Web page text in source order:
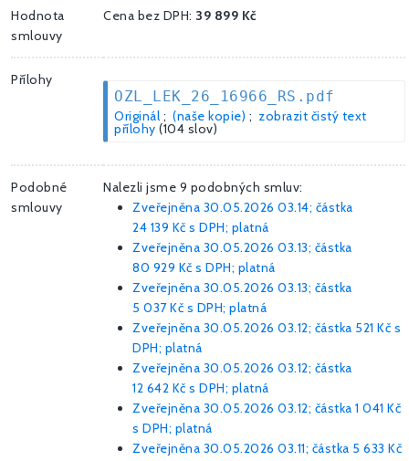
Hodnota
smlouvy
Cena bez DPH: 39 899 Kč
Přílohy
OZL_LEK_26_16966_RS.pdf
Originál ; (naše kopie) ; zobrazit čistý text
přílohy (104 slov)
Podobné
smlouvy
Nalezli jsme 9 podobných smluv:
Zveřejněna 30.05.2026 03.14; částka
24 139 Kč s DPH; platná
Zveřejněna 30.05.2026 03.13; částka
80 929 Kč s DPH; platná
Zveřejněna 30.05.2026 03.13; částka
5 037 Kč s DPH; platná
Zveřejněna 30.05.2026 03.12; částka 521 Kč s
DPH; platná
Zveřejněna 30.05.2026 03.12; částka
12 642 Kč s DPH; platná
Zveřejněna 30.05.2026 03.12; částka 1 041 Kč
s DPH; platná
Zveřejněna 30.05.2026 03.11; částka 5 633 Kč